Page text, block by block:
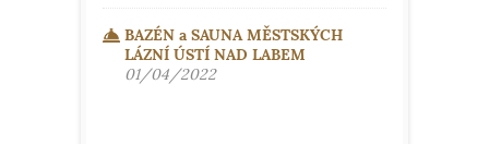
BAZÉN a SAUNA MĚSTSKÝCH
LÁZNÍ ÚSTÍ NAD LABEM
01/04/2022